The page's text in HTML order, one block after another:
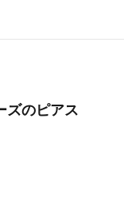
ズのピアス